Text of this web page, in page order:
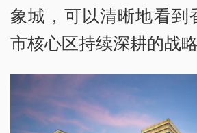
象城，可以清晰地看到
市核心区持续深耕的战略